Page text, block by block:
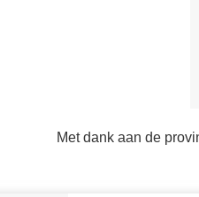
Met dank aan de